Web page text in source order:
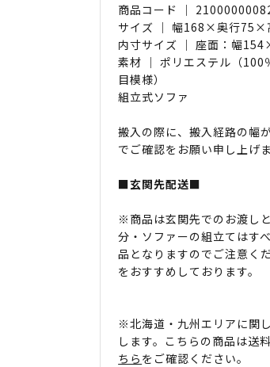
商品コード ｜
サイズ ｜ 幅168×奥行75×
内寸サイズ ｜ 座面：幅
素材 ｜ ポリエステル（100
目模様）
組立式ソファ
搬入の際に、搬入経路の幅
でご確認をお願い申し上げま
■玄関先配送■
※商品は玄関先でのお渡し
分・ソファーの組立てはす
品となりますのでご注意く
をおすすめしております。
※北海道・九州エリアに関
します。こちらの商品は送
ちら をご確認ください。